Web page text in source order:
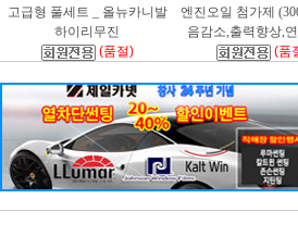
고급형 풀세트 _ 올뉴카니발
하이리무진
(품절)
엔진오일 첨가제
음감소,출력향상,
(품